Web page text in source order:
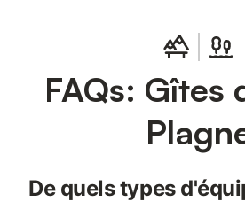
FAQs: Gîtes
De quels types